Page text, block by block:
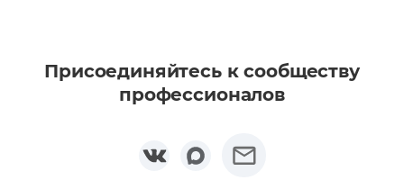
Присоединяйтесь к сообществу
профессионалов